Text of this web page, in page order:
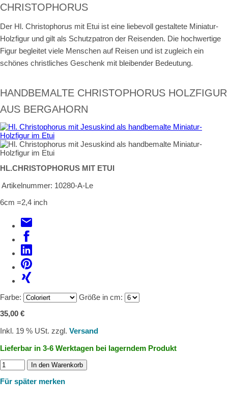
CHRISTOPHORUS
Der Hl. Christophorus mit Etui ist eine liebevoll gestaltete Miniatur-
Holzfigur und gilt als Schutzpatron der Reisenden. Die hochwertige
Figur begleitet viele Menschen auf Reisen und ist zugleich ein
schönes christliches Geschenk mit bleibender Bedeutung.
HANDBEMALTE CHRISTOPHORUS HOLZFIGUR
AUS BERGAHORN
HL.CHRISTOPHORUS MIT ETUI
Artikelnummer: 10280-A-Le
6cm =2,4 inch
Farbe:
Größe in cm:
35,00 €
Inkl. 19 % USt. zzgl. Versand
Lieferbar in 3-6 Werktagen bei lagerndem Produkt
In den Warenkorb
Für später merken